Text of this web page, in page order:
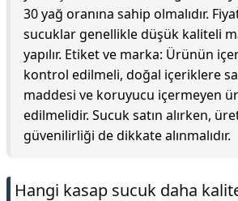
30 yağ oranına sahip olmalıdır.
sucuklar genellikle düşük kaliteli
yapılır. Etiket ve marka: Ürünün
kontrol edilmeli, doğal içeriklere
maddesi ve koruyucu içermeyen
edilmelidir. Sucuk satın alırken,
güvenilirliği de dikkate alınmalıdır.
Hangi kasap sucuk daha